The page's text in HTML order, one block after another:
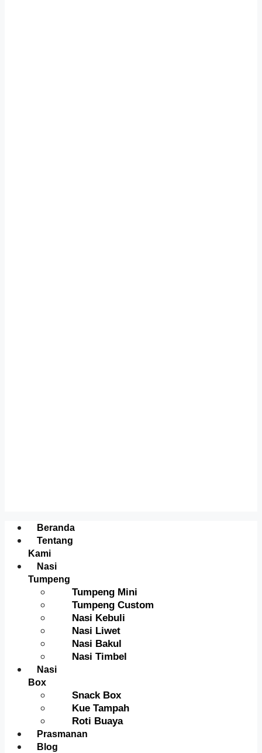
Menu
Beranda
Tentang
Kami
Nasi
Tumpeng
Tumpeng Mini
Tumpeng Custom
Nasi Kebuli
Nasi Liwet
Nasi Bakul
Nasi Timbel
Nasi
Box
Snack Box
Kue Tampah
Roti Buaya
Prasmanan
Blog